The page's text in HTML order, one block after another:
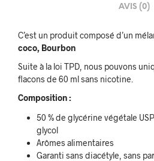
AVIS (0)
C’est un produit composé d’un
coco, Bourbon
Suite à la loi TPD, nous pouvons
flacons de 60 ml sans nicotine.
Composition :
50 % de glycérine végétale
glycol
Arômes alimentaires
Garanti sans diacétyle, sans